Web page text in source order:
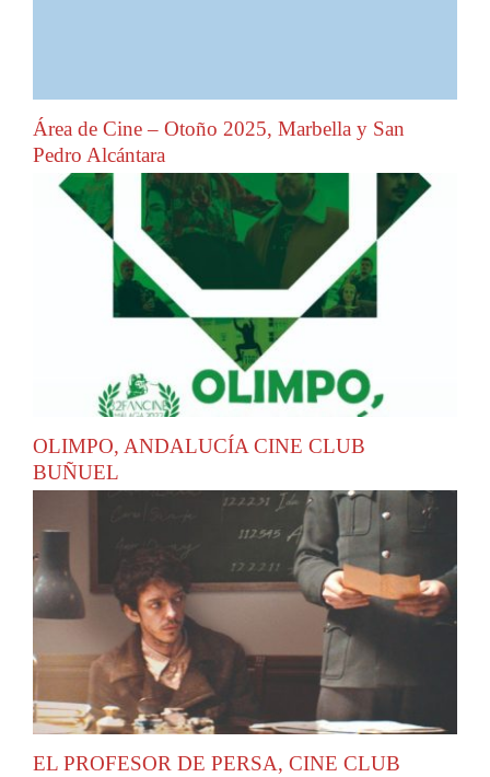
Área de Cine – Otoño 2025, Marbella y San
Pedro Alcántara
OLIMPO, ANDALUCÍA CINE CLUB
BUÑUEL
EL PROFESOR DE PERSA, CINE CLUB